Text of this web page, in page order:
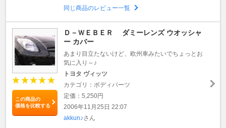
同じ商品のレビュー一覧
この商品の
価格を比較する
Ｄ－ＷＥＢＥＲ ダミーレンズ ウオッシャ
ー カバー
あまり目立たないけど、欧州車みたいでちょっとお
気に入り～♪
トヨタ ヴィッツ
カテゴリ：ボディパーツ
定価：5,250円
2006年11月25日 22:07
akkun♪さん